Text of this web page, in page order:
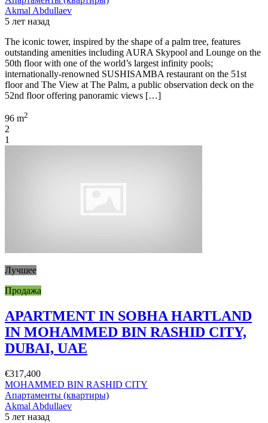
Akmal Abdullaev
5 лет назад
The iconic tower, inspired by the shape of a palm tree, features
outstanding amenities including AURA Skypool and Lounge on the
50th floor with one of the world’s largest infinity pools;
internationally-renowned SUSHISAMBA restaurant on the 51st
floor and The View at The Palm, a public observation deck on the
52nd floor offering panoramic views […]
96 m2
2
1
Лучшее
Продажа
APARTMENT IN SOBHA HARTLAND
IN MOHAMMED BIN RASHID CITY,
DUBAI, UAE
€317,400
MOHAMMED BIN RASHID CITY
Апартаменты (квартиры)
Akmal Abdullaev
5 лет назад